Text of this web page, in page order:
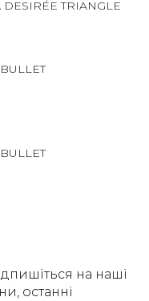
на наші
останні